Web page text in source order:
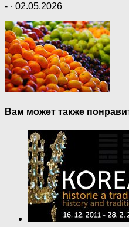
- · 02.05.2026
Вам может также